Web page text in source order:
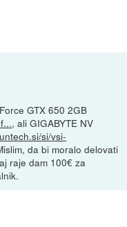
GTX 650 2GB
, ali GIGABYTE NV
si/vsi-
da bi moralo delovati
raje dam 100€ za